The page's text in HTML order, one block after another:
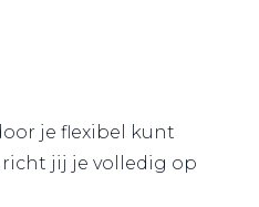
je flexibel kunt
jij je volledig op